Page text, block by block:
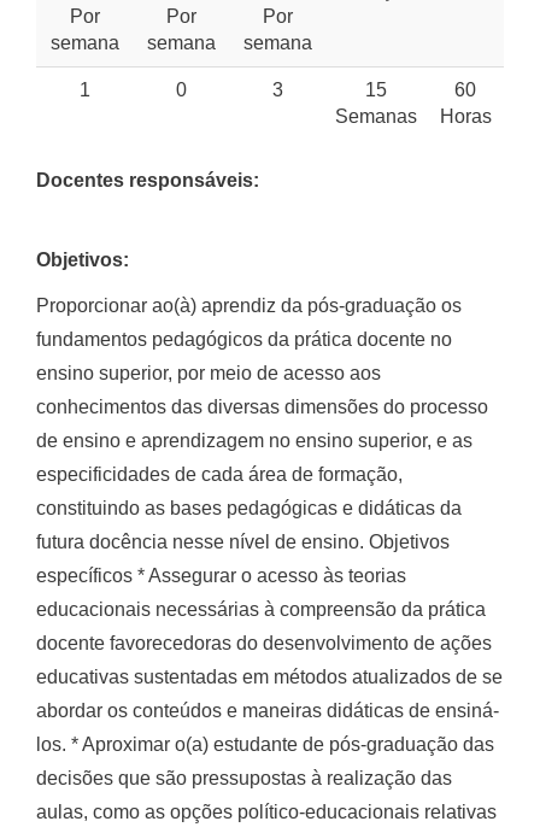
Por
semana
Por
semana
Por
semana
1 0 3
15
Semanas
60
Horas
Docentes responsáveis:
Objetivos:
Proporcionar ao(à) aprendiz da pós-graduação os
fundamentos pedagógicos da prática docente no
ensino superior, por meio de acesso aos
conhecimentos das diversas dimensões do processo
de ensino e aprendizagem no ensino superior, e as
especificidades de cada área de formação,
constituindo as bases pedagógicas e didáticas da
futura docência nesse nível de ensino. Objetivos
específicos * Assegurar o acesso às teorias
educacionais necessárias à compreensão da prática
docente favorecedoras do desenvolvimento de ações
educativas sustentadas em métodos atualizados de se
abordar os conteúdos e maneiras didáticas de ensiná-
los. * Aproximar o(a) estudante de pós-graduação das
decisões que são pressupostas à realização das
aulas, como as opções político-educacionais relativas